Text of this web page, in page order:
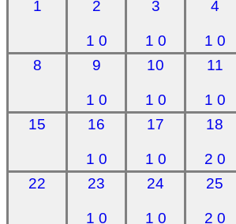
1 2
1 0
3
1 0
4
1 0
8
9
1 0
10
1 0
11
1 0
15
16
1 0
17
1 0
18
2 0
22
23
1 0
24
1 0
25
2 0